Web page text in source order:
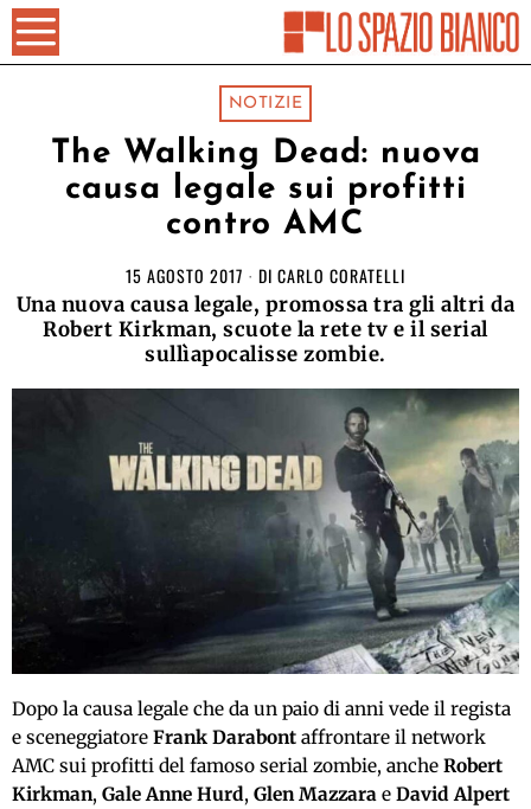
NOTIZIE
The Walking Dead: nuova
causa legale sui profitti
contro AMC
15 AGOSTO 2017 DI CARLO CORATELLI
Una nuova causa legale, promossa tra gli altri da
Robert Kirkman, scuote la rete tv e il serial
sullìapocalisse zombie.
Dopo la causa legale che da un paio di anni vede il regista
e sceneggiatore Frank Darabont affrontare il network
AMC sui profitti del famoso serial zombie, anche Robert
Kirkman, Gale Anne Hurd, Glen Mazzara e David Alpert